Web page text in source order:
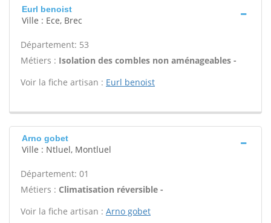
Eurl benoist
Ville : Ece, Brec
Département: 53
Métiers : Isolation des combles non aménageables -
Voir la fiche artisan : Eurl benoist
Arno gobet
Ville : Ntluel, Montluel
Département: 01
Métiers : Climatisation réversible -
Voir la fiche artisan : Arno gobet